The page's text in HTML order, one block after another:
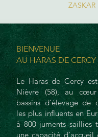
ZASKAR
BIENVENUE
AU HARAS DE CERCY
Le Haras de Cercy
Nièvre (58), au
bassins d’élevage de
les plus influents en
à 800 juments saillies
une capacité